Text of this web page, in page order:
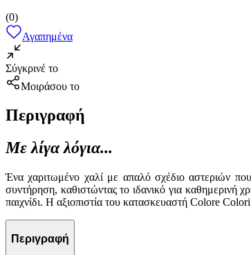
(0)
Αγαπημένα
Σύγκρινέ το
Μοιράσου το
Περιγραφή
Με λίγα λόγια...
Ένα χαριτωμένο χαλί με απαλό σχέδιο αστεριών
συντήρηση, καθιστώντας το ιδανικό για καθημερινή
παιχνίδι. Η αξιοπιστία του κατασκευαστή Colore
Περιγραφή